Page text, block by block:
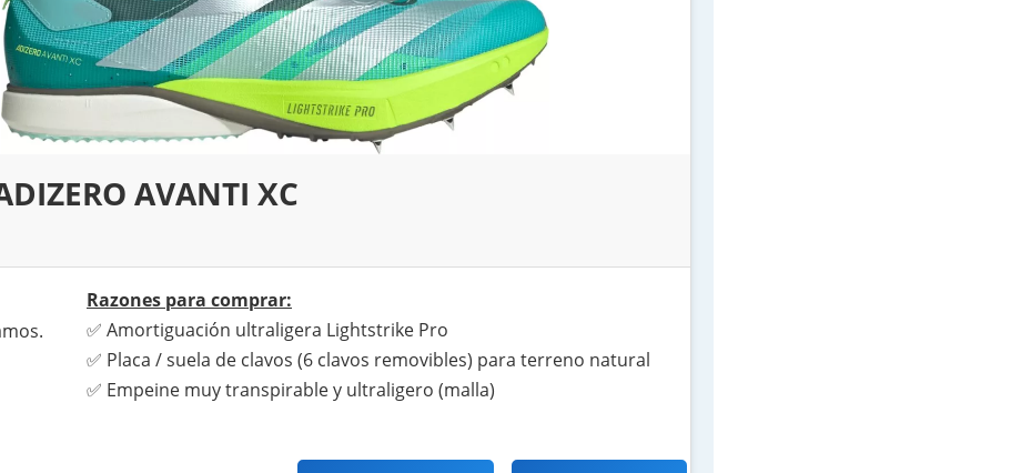
AVANTI XC
Razones para comprar:
✅ Amortiguación ultraligera Lightstrike Pro
✅ Placa / suela de clavos (6 clavos removibles) para terreno natural
✅ Empeine muy transpirable y ultraligero (malla)